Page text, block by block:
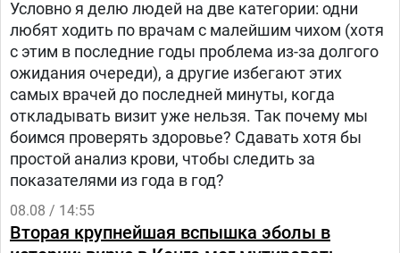
Условно я делю людей на две категории: одни
любят ходить по врачам с малейшим чихом (хотя
с этим в последние годы проблема из-за долгого
ожидания очереди), а другие избегают этих
самых врачей до последней минуты, когда
откладывать визит уже нельзя. Так почему мы
боимся проверять здоровье? Сдавать хотя бы
простой анализ крови, чтобы следить за
показателями из года в год?
08.08 / 14:55
Вторая крупнейшая вспышка эболы в